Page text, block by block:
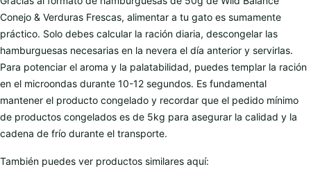
Conejo & Verduras Frescas, alimentar a tu gato es sumamente
práctico. Solo debes calcular la ración diaria, descongelar las
hamburguesas necesarias en la nevera el día anterior y servirlas.
Para potenciar el aroma y la palatabilidad, puedes templar la ración
en el microondas durante 10-12 segundos. Es fundamental
mantener el producto congelado y recordar que el pedido mínimo
de productos congelados es de 5kg para asegurar la calidad y la
cadena de frío durante el transporte.
También puedes ver productos similares aquí: